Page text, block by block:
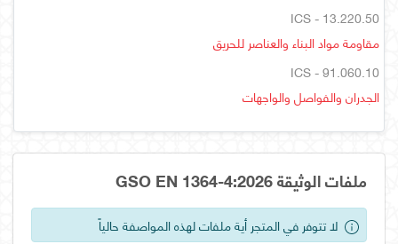
ICS - 13.220.50
مقاومة مواد البناء والعناصر للحريق
ICS - 91.060.10
الجدران والفواصل والواجهات
ملفات الوثيقة GSO EN 1364-4:2026
لا تتوفر في المتجر أية ملفات لهذه المواصفة حالياً